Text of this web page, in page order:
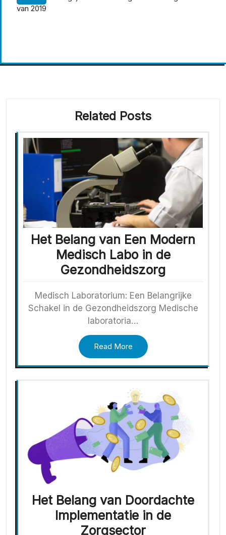
van 2019
Related Posts
Het Belang van Een Modern
Medisch Labo in de
Gezondheidszorg
Medisch Laboratorium: Een Belangrijke
Schakel in de Gezondheidszorg Medische
laboratoria…
Read More
Het Belang van Doordachte
Implementatie in de
Zorgsector